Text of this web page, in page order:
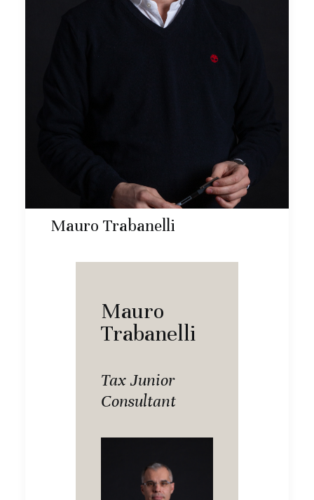
Mauro Trabanelli
Mauro
Trabanelli
Tax Junior
Consultant